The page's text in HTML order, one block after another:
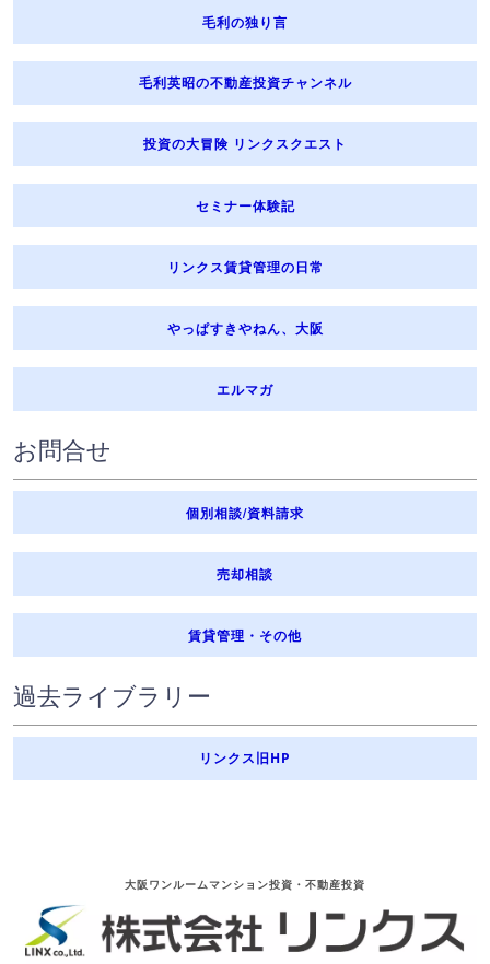
毛利の独り言
毛利英昭の不動産投資チャンネル
投資の大冒険 リンクスクエスト
セミナー体験記
リンクス賃貸管理の日常
やっぱすきやねん、大阪
エルマガ
お問合せ
個別相談/資料請求
売却相談
賃貸管理・その他
過去ライブラリー
リンクス旧HP
大阪ワンルームマンション投資・不動産投資